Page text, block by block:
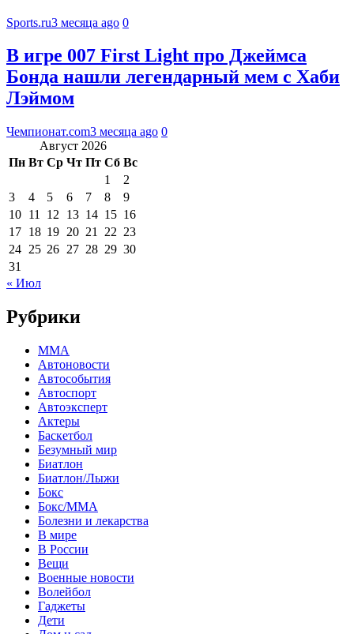
Sports.ru3 месяца ago 0
В игре 007 First Light про Джеймса
Бонда нашли легендарный мем с Хаби
Лэймом
Чемпионат.com3 месяца ago 0
Август 2026
Пн Вт Ср Чт Пт Сб Вс
1
2
3
4 5 6 7 8
9
10 11 12 13 14 15 16
17 18 19 20 21 22 23
24 25 26 27 28 29 30
31
« Июл
Рубрики
MMA
Автоновости
Автособытия
Автоспорт
Автоэксперт
Актеры
Баскетбол
Безумный мир
Биатлон
Биатлон/Лыжи
Бокс
Бокс/MMA
Болезни и лекарства
В мире
В России
Вещи
Военные новости
Волейбол
Гаджеты
Дети